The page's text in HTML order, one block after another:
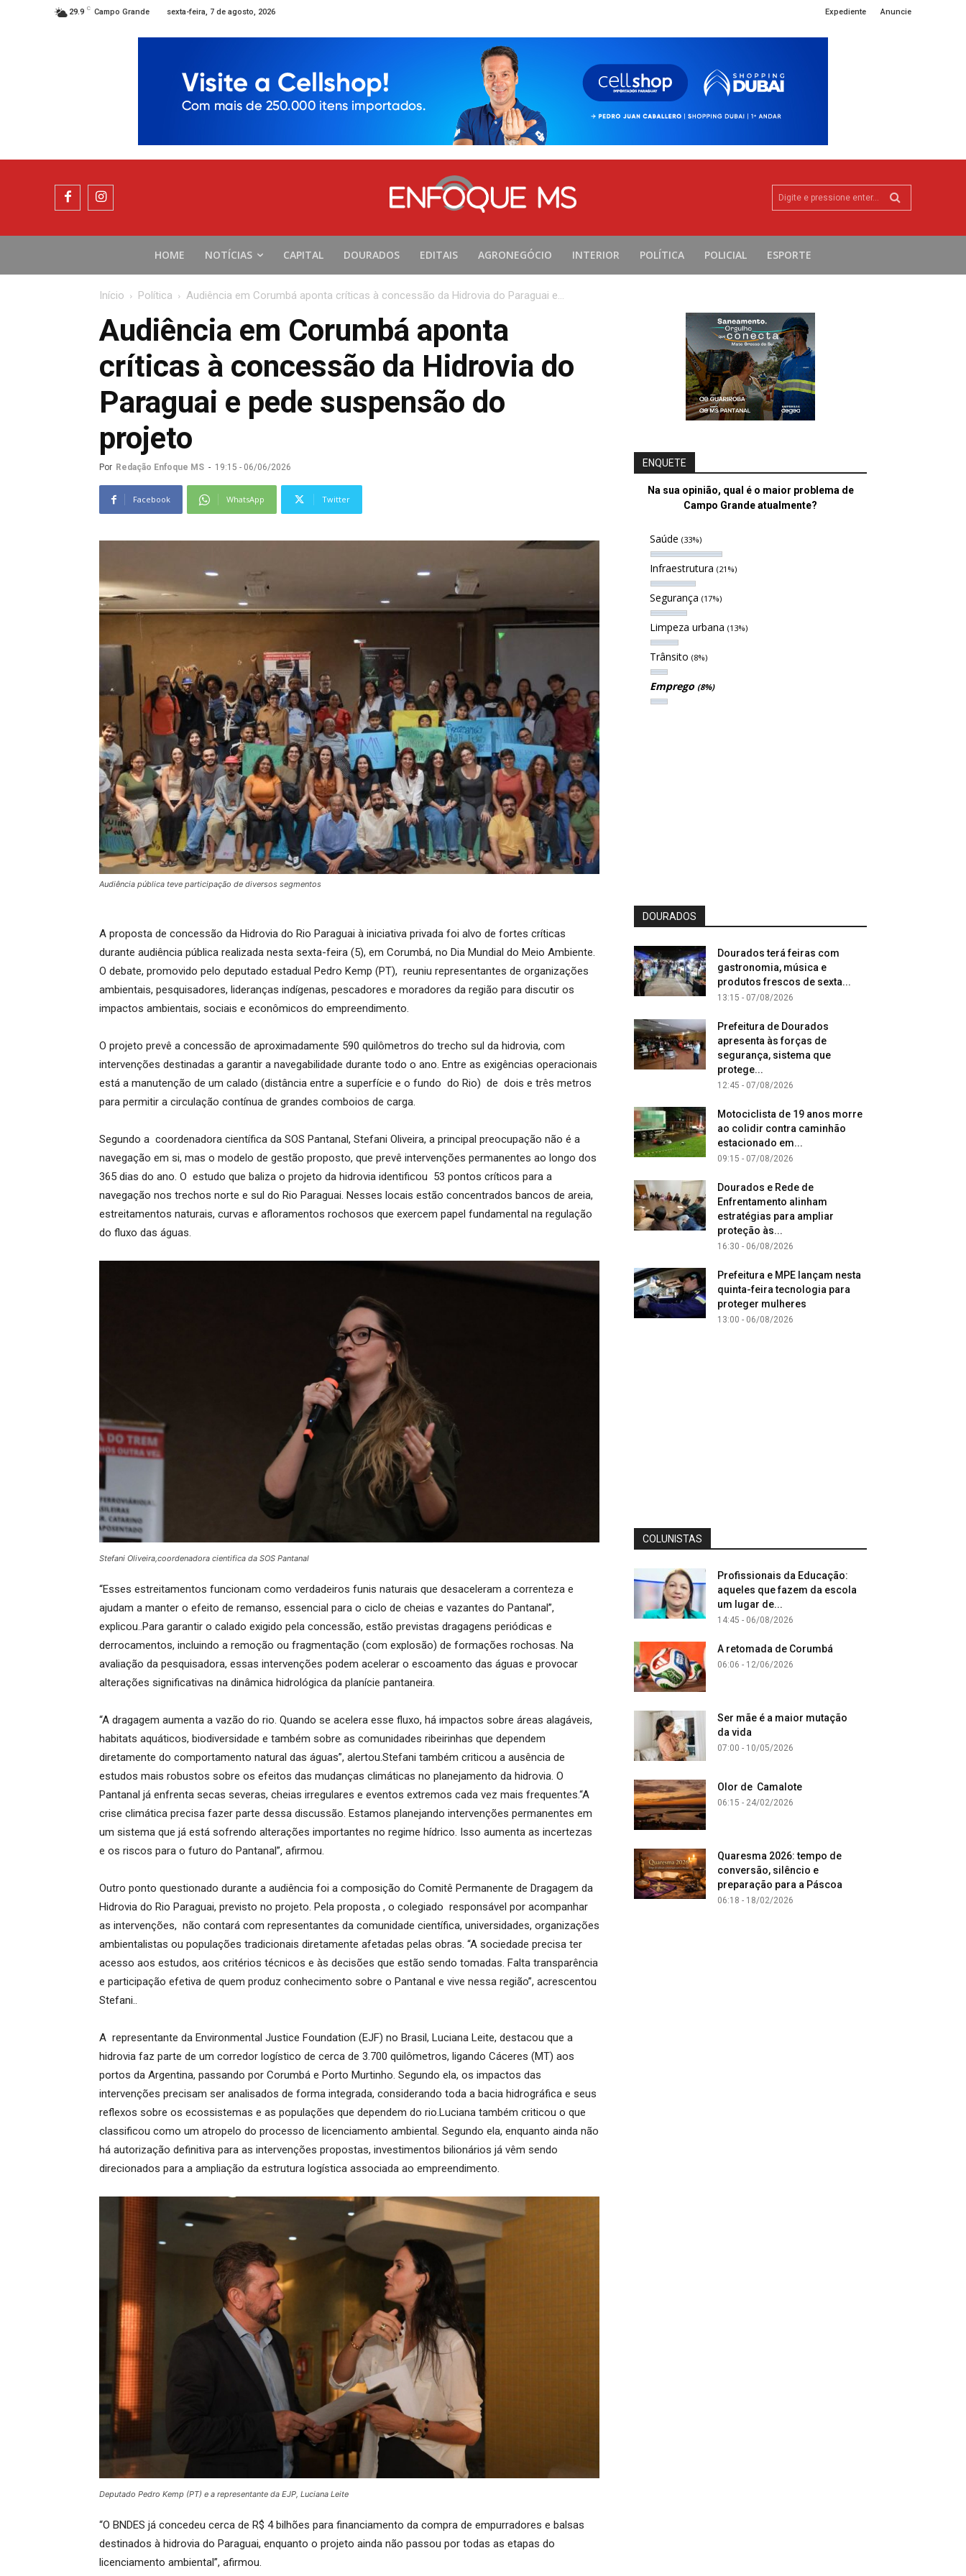
29.9 C Campo Grande sexta-feira, 7 de agosto, 2026 Expediente Anuncie
Digite e pressione enter...
HOME NOTÍCIAS CAPITAL DOURADOS EDITAIS AGRONEGÓCIO INTERIOR POLÍTICA POLICIAL ESPORTE
Início Política Audiência em Corumbá aponta críticas à concessão da Hidrovia do Paraguai e...
Audiência em Corumbá aponta
críticas à concessão da Hidrovia do
Paraguai e pede suspensão do
projeto
Por Redação Enfoque MS - 19:15 - 06/06/2026
Facebook WhatsApp Twitter
Audiência pública teve participação de diversos segmentos
A proposta de concessão da Hidrovia do Rio Paraguai à iniciativa privada foi alvo de fortes críticas
durante audiência pública realizada nesta sexta-feira (5), em Corumbá, no Dia Mundial do Meio Ambiente.
O debate, promovido pelo deputado estadual Pedro Kemp (PT), reuniu representantes de organizações
ambientais, pesquisadores, lideranças indígenas, pescadores e moradores da região para discutir os
impactos ambientais, sociais e econômicos do empreendimento.
O projeto prevê a concessão de aproximadamente 590 quilômetros do trecho sul da hidrovia, com
intervenções destinadas a garantir a navegabilidade durante todo o ano. Entre as exigências operacionais
está a manutenção de um calado (distância entre a superfície e o fundo do Rio) de dois e três metros
para permitir a circulação contínua de grandes comboios de carga.
Segundo a coordenadora científica da SOS Pantanal, Stefani Oliveira, a principal preocupação não é a
navegação em si, mas o modelo de gestão proposto, que prevê intervenções permanentes ao longo dos
365 dias do ano. O estudo que baliza o projeto da hidrovia identificou 53 pontos críticos para a
navegação nos trechos norte e sul do Rio Paraguai. Nesses locais estão concentrados bancos de areia,
estreitamentos naturais, curvas e afloramentos rochosos que exercem papel fundamental na regulação
do fluxo das águas.
Stefani Oliveira,coordenadora cientifica da SOS Pantanal
“Esses estreitamentos funcionam como verdadeiros funis naturais que desaceleram a correnteza e
ajudam a manter o efeito de remanso, essencial para o ciclo de cheias e vazantes do Pantanal”,
explicou..Para garantir o calado exigido pela concessão, estão previstas dragagens periódicas e
derrocamentos, incluindo a remoção ou fragmentação (com explosão) de formações rochosas. Na
avaliação da pesquisadora, essas intervenções podem acelerar o escoamento das águas e provocar
alterações significativas na dinâmica hidrológica da planície pantaneira.
“A dragagem aumenta a vazão do rio. Quando se acelera esse fluxo, há impactos sobre áreas alagáveis,
habitats aquáticos, biodiversidade e também sobre as comunidades ribeirinhas que dependem
diretamente do comportamento natural das águas”, alertou.Stefani também criticou a ausência de
estudos mais robustos sobre os efeitos das mudanças climáticas no planejamento da hidrovia. O
Pantanal já enfrenta secas severas, cheias irregulares e eventos extremos cada vez mais frequentes.“A
crise climática precisa fazer parte dessa discussão. Estamos planejando intervenções permanentes em
um sistema que já está sofrendo alterações importantes no regime hídrico. Isso aumenta as incertezas
e os riscos para o futuro do Pantanal”, afirmou.
Outro ponto questionado durante a audiência foi a composição do Comitê Permanente de Dragagem da
Hidrovia do Rio Paraguai, previsto no projeto. Pela proposta , o colegiado responsável por acompanhar
as intervenções, não contará com representantes da comunidade científica, universidades, organizações
ambientalistas ou populações tradicionais diretamente afetadas pelas obras. “A sociedade precisa ter
acesso aos estudos, aos critérios técnicos e às decisões que estão sendo tomadas. Falta transparência
e participação efetiva de quem produz conhecimento sobre o Pantanal e vive nessa região”, acrescentou
Stefani..
A representante da Environmental Justice Foundation (EJF) no Brasil, Luciana Leite, destacou que a
hidrovia faz parte de um corredor logístico de cerca de 3.700 quilômetros, ligando Cáceres (MT) aos
portos da Argentina, passando por Corumbá e Porto Murtinho. Segundo ela, os impactos das
intervenções precisam ser analisados de forma integrada, considerando toda a bacia hidrográfica e seus
reflexos sobre os ecossistemas e as populações que dependem do rio.Luciana também criticou o que
classificou como um atropelo do processo de licenciamento ambiental. Segundo ela, enquanto ainda não
há autorização definitiva para as intervenções propostas, investimentos bilionários já vêm sendo
direcionados para a ampliação da estrutura logística associada ao empreendimento.
Deputado Pedro Kemp (PT) e a representante da EJP, Luciana Leite
“O BNDES já concedeu cerca de R$ 4 bilhões para financiamento da compra de empurradores e balsas
destinados à hidrovia do Paraguai, enquanto o projeto ainda não passou por todas as etapas do
licenciamento ambiental”, afirmou.
ENQUETE
Na sua opinião, qual é o maior problema de
Campo Grande atualmente?
Saúde (33%)
Infraestrutura (21%)
Segurança (17%)
Limpeza urbana (13%)
Trânsito (8%)
Emprego (8%)
DOURADOS
Dourados terá feiras com
gastronomia, música e
produtos frescos de sexta...
13:15 - 07/08/2026
Prefeitura de Dourados
apresenta às forças de
segurança, sistema que
protege...
12:45 - 07/08/2026
Motociclista de 19 anos morre
ao colidir contra caminhão
estacionado em...
09:15 - 07/08/2026
Dourados e Rede de
Enfrentamento alinham
estratégias para ampliar
proteção às...
16:30 - 06/08/2026
Prefeitura e MPE lançam nesta
quinta-feira tecnologia para
proteger mulheres
13:00 - 06/08/2026
COLUNISTAS
Profissionais da Educação:
aqueles que fazem da escola
um lugar de...
14:45 - 06/08/2026
A retomada de Corumbá
06:06 - 12/06/2026
Ser mãe é a maior mutação
da vida
07:00 - 10/05/2026
Olor de Camalote
06:15 - 24/02/2026
Quaresma 2026: tempo de
conversão, silêncio e
preparação para a Páscoa
06:18 - 18/02/2026